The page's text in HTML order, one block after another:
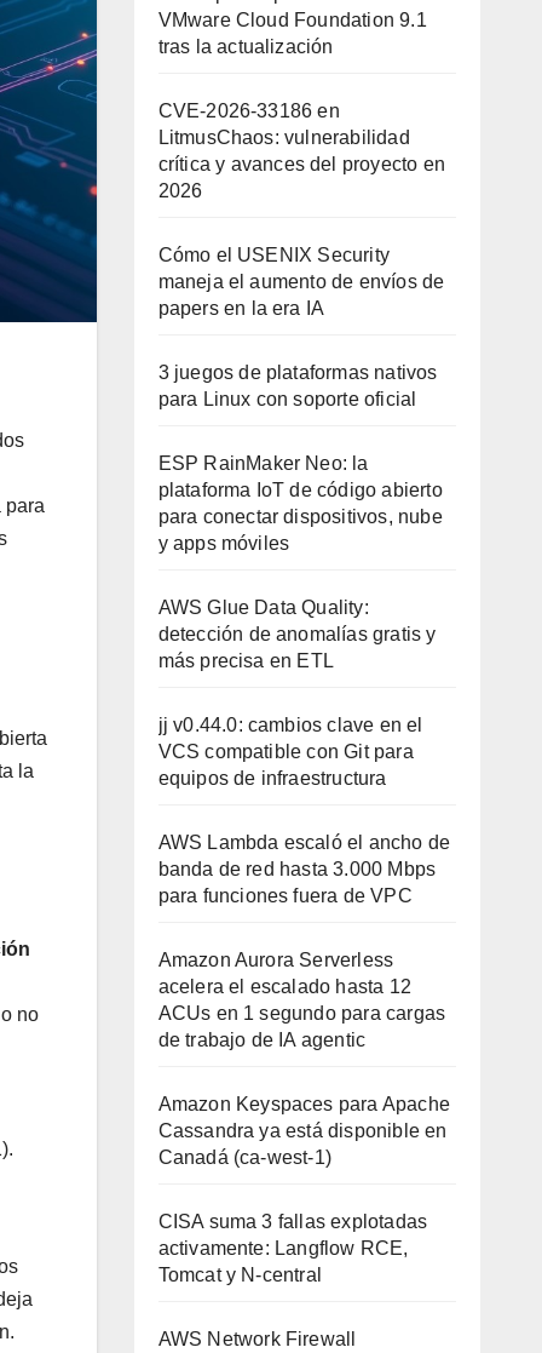
para
la
no
VMware Cloud Foundation 9.1
tras la actualización
CVE-2026-33186 en
LitmusChaos: vulnerabilidad
crítica y avances del proyecto en
2026
Cómo el USENIX Security
maneja el aumento de envíos de
papers en la era IA
3 juegos de plataformas nativos
para Linux con soporte oficial
ESP RainMaker Neo: la
plataforma IoT de código abierto
para conectar dispositivos, nube
y apps móviles
AWS Glue Data Quality:
detección de anomalías gratis y
más precisa en ETL
jj v0.44.0: cambios clave en el
VCS compatible con Git para
equipos de infraestructura
AWS Lambda escaló el ancho de
banda de red hasta 3.000 Mbps
para funciones fuera de VPC
Amazon Aurora Serverless
acelera el escalado hasta 12
ACUs en 1 segundo para cargas
de trabajo de IA agentic
Amazon Keyspaces para Apache
Cassandra ya está disponible en
Canadá (ca-west-1)
CISA suma 3 fallas explotadas
activamente: Langflow RCE,
Tomcat y N-central
AWS Network Firewall